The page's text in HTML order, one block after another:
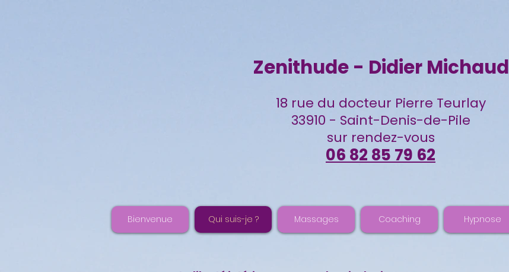
Zenithude - Didier Michaud
18 rue du docteur Pierre Teurlay
33910 - Saint-Denis-de-Pile
sur rendez-vous
06 82 85 79 62
Bienvenue Qui suis-je ? Massages Coaching Hypnose